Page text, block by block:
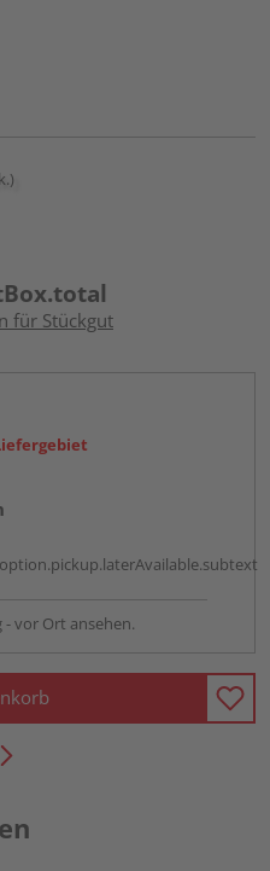
für Stückgut
vor Ort ansehen.